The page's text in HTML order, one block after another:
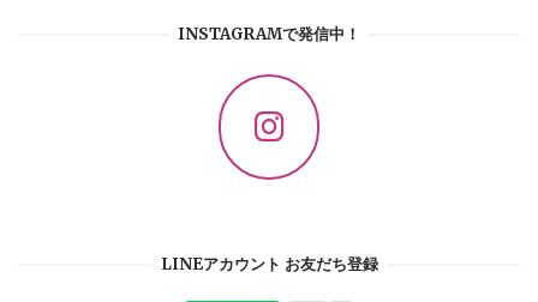
INSTAGRAMで発信中！
LINEアカウント お友だち登録